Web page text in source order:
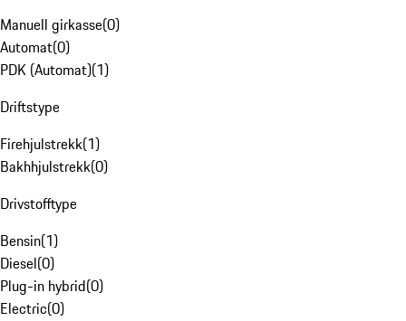
Manuell girkasse(0)
Automat(0)
PDK (Automat)(1)
Driftstype
Firehjulstrekk(1)
Bakhhjulstrekk(0)
Drivstofftype
Bensin(1)
Diesel(0)
Plug-in hybrid(0)
Electric(0)